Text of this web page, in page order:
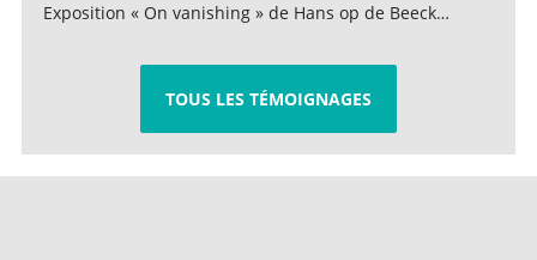
Exposition « On vanishing » de Hans op de Beeck…
TOUS LES TÉMOIGNAGES